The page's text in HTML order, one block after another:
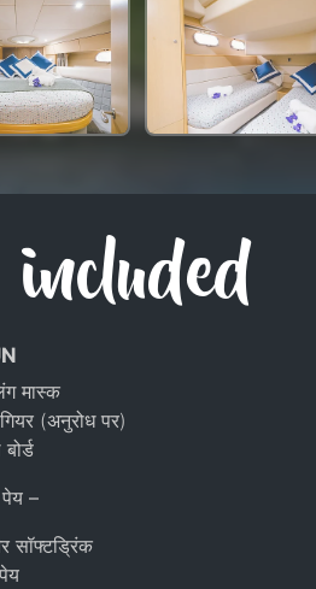
included
मास्क
(अनुरोध पर)
–
सॉफ्टड्रिंक